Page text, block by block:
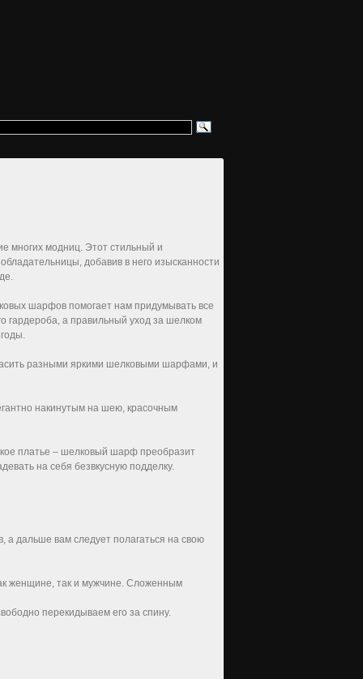
многих модниц. Этот стильный и
добавив в него изысканности
шарфов помогает нам придумывать все
гардероба, а правильный уход за шелком
разными яркими шелковыми шарфами, и
накинутым на шею, красочным
платье – шелковый шарф преобразит
на себя безвкусную подделку.
дальше вам следует полагаться на свою
женщине, так и мужчине. Сложенным
перекидываем его за спину.